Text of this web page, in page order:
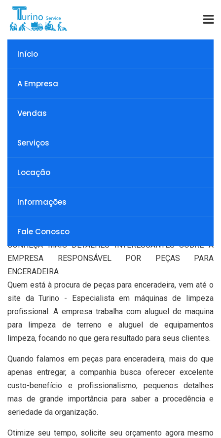
Início
A Empresa
Vendas
Serviços
Locação
Informações
Fale Conosco
Peças para
enceradeira
CONHEÇA MAIS DETALHES INTERESSANTES SOBRE A
EMPRESA RESPONSÁVEL POR PEÇAS PARA
ENCERADEIRA
Quem está à procura de peças para enceradeira, vem até o
site da Turino - Especialista em máquinas de limpeza
profissional. A empresa trabalha com aluguel de maquina
para limpeza de terreno e aluguel de equipamentos
limpeza, focando no que gera resultado para seus clientes.
Quando falamos em peças para enceradeira, mais do que
apenas entregar, a companhia busca oferecer excelente
custo-benefício e profissionalismo, pequenos detalhes
mas de grande importância para saber a procedência e
seriedade da organização.
Otimize seu tempo, solicite seu orçamento agora mesmo